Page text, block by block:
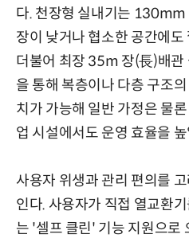
다. 천장형 실내기는 130mm
장이 낮거나 협소한 공간에
더불어 최장 35m 장(長)배관
을 통해 복층이나 다층 구조
치가 가능해 일반 가정은 물
업 시설에서도 운영 효율을
사용자 위생과 관리 편의를
인다. 사용자가 직접 열교환
는 '셀프 클린' 기능 지원으로